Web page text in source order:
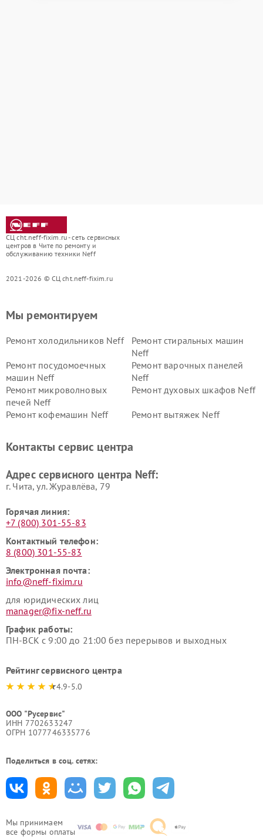
СЦ cht.neff-fixim.ru - сеть сервисных
центров в Чите по ремонту и
обслуживанию техники Neff
2021-2026 © СЦ cht.neff-fixim.ru
Мы принимаем
все формы оплаты
Мы ремонтируем
Ремонт холодильников Neff
Ремонт стиральных машин
Neff
Ремонт посудомоечных
машин Neff
Ремонт варочных панелей
Neff
Ремонт микроволновых
печей Neff
Ремонт духовых шкафов Neff
Ремонт кофемашин Neff Ремонт вытяжек Neff
Контакты сервис центра
Адрес сервисного центра Neff:
г. Чита, ул. Журавлёва, 79
Горячая линия:
+7 (800) 301-55-83
Контактный телефон:
8 (800) 301-55-83
Электронная почта:
info@neff-fixim.ru
для юридических лиц
manager@fix-neff.ru
График работы:
ПН-ВСК с 9:00 до 21:00 без перерывов и выходных
Рейтинг сервисного центра
4.9-5.0
ООО "Русервис"
ИНН 7702633247
ОГРН 1077746335776
Поделиться в соц. сетях: